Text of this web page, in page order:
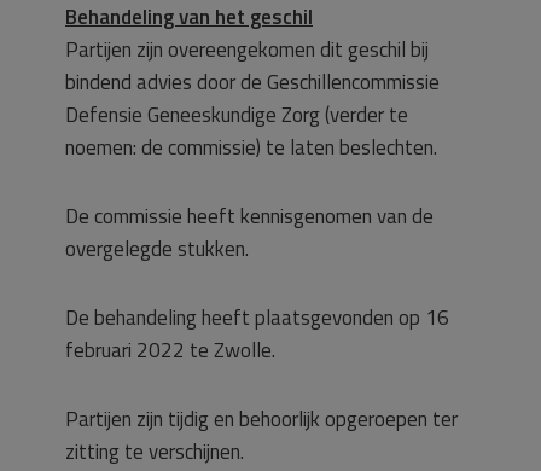
Behandeling van het geschil
Partijen zijn overeengekomen dit geschil bij
bindend advies door de Geschillencommissie
Defensie Geneeskundige Zorg (verder te
noemen: de commissie) te laten beslechten.
De commissie heeft kennisgenomen van de
overgelegde stukken.
De behandeling heeft plaatsgevonden op 16
februari 2022 te Zwolle.
Partijen zijn tijdig en behoorlijk opgeroepen ter
zitting te verschijnen.